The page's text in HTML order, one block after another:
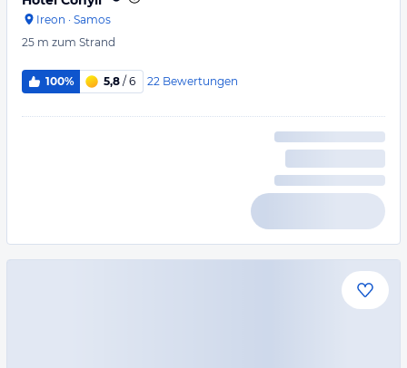
Ireon · Samos
25 m zum Strand
100% 5,8 / 6 22 Bewertungen